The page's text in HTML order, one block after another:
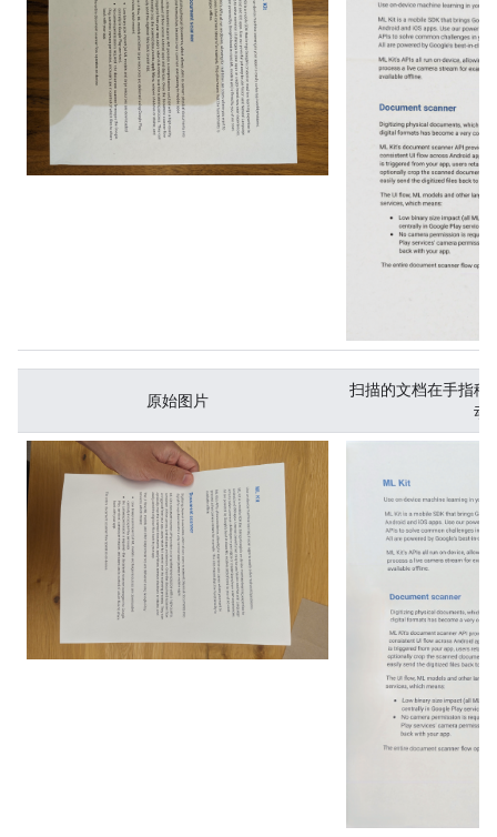
原始图片
扫描的文档在手指移
动